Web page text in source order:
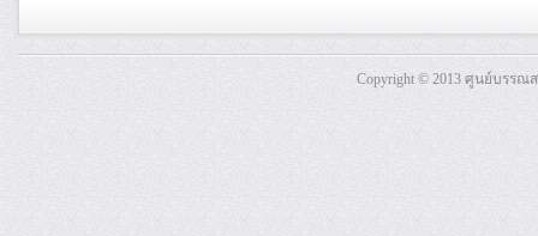
Copyright © 2013 ศูนย์บรร